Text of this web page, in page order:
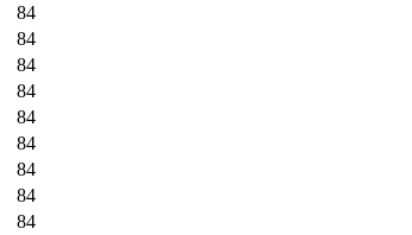
84
84
84
84
84
84
84
84
84